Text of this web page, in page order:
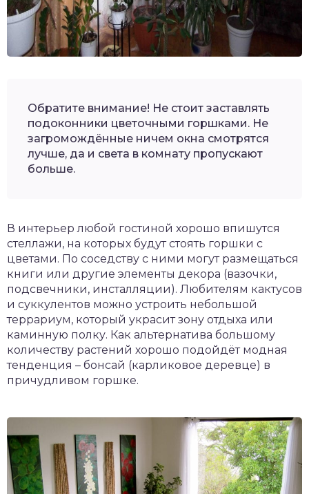
Обратите внимание! Не стоит заставлять
подоконники цветочными горшками. Не
загромождённые ничем окна смотрятся
лучше, да и света в комнату пропускают
больше.
В интерьер любой гостиной хорошо впишутся
стеллажи, на которых будут стоять горшки с
цветами. По соседству с ними могут размещаться
книги или другие элементы декора (вазочки,
подсвечники, инсталляции). Любителям кактусов
и суккулентов можно устроить небольшой
террариум, который украсит зону отдыха или
каминную полку. Как альтернатива большому
количеству растений хорошо подойдёт модная
тенденция – бонсай (карликовое деревце) в
причудливом горшке.